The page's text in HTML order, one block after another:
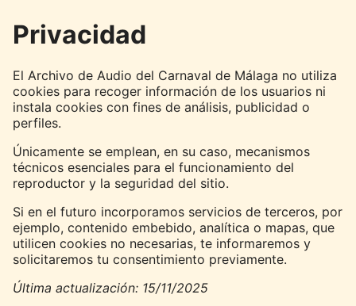
Privacidad
El Archivo de Audio del Carnaval de Málaga no utiliza
cookies para recoger información de los usuarios ni
instala cookies con fines de análisis, publicidad o
perfiles.
Únicamente se emplean, en su caso, mecanismos
técnicos esenciales para el funcionamiento del
reproductor y la seguridad del sitio.
Si en el futuro incorporamos servicios de terceros, por
ejemplo, contenido embebido, analítica o mapas, que
utilicen cookies no necesarias, te informaremos y
solicitaremos tu consentimiento previamente.
Última actualización: 15/11/2025